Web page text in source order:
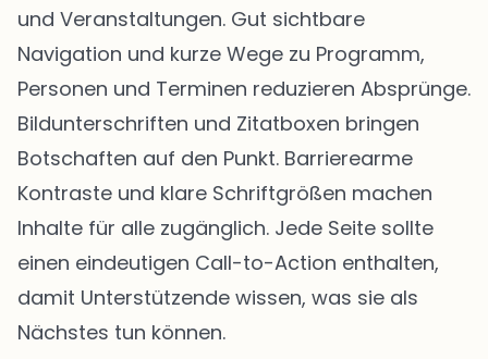
und Veranstaltungen. Gut sichtbare
Navigation und kurze Wege zu Programm,
Personen und Terminen reduzieren Absprünge.
Bildunterschriften und Zitatboxen bringen
Botschaften auf den Punkt. Barrierearme
Kontraste und klare Schriftgrößen machen
Inhalte für alle zugänglich. Jede Seite sollte
einen eindeutigen Call-to-Action enthalten,
damit Unterstützende wissen, was sie als
Nächstes tun können.